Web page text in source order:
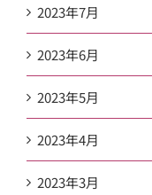
2023年7月
2023年6月
2023年5月
2023年4月
2023年3月